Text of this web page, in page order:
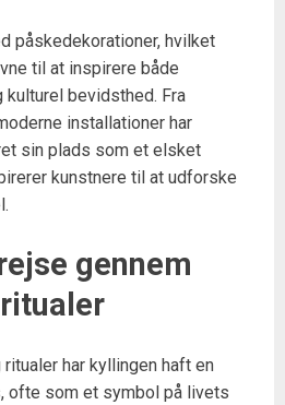
påskedekorationer, hvilket
til at inspirere både
kulturel bevidsthed. Fra
installationer har
sin plads som et elsket
kunstnere til at udforske
gennem
ritualer har kyllingen haft en
ofte som et symbol på livets